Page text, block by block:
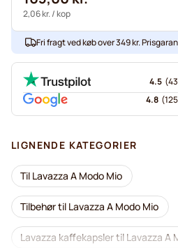
2,06 kr./ kop
Fri fragt ved køb over 349 kr.
4.5 (
4.8 (
LIGNENDE KATEGORIER
Til Lavazza A Modo Mio
Tilbehør til Lavazza A Modo Mio
Lavazza kaffekapsler til Lavazza A